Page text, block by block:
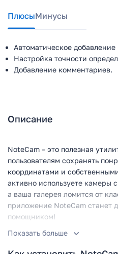
ПлюсыМинусы
Автоматическое
Настройка точности
Добавление комментариев.
Описание
NoteCam – это полезная
пользователям сохранять
координатами и
активно используете камеры
а ваша галерея ломится от
приложение NoteCam станет
помощником!
Общее описание
Показать больше